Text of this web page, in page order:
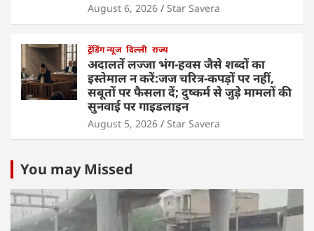
August 6, 2026 Star Savera
ट्रेंडिंग न्यूज दिल्ली राज्य
अदालतें लज्जा भंग-हवस जैसे शब्दों का
इस्तेमाल न करें:जज चरित्र-कपड़ों पर नहीं,
सबूतों पर फैसला दें; दुष्कर्म से जुड़े मामलों की
सुनवाई पर गाइडलाइन
August 5, 2026 Star Savera
You may Missed